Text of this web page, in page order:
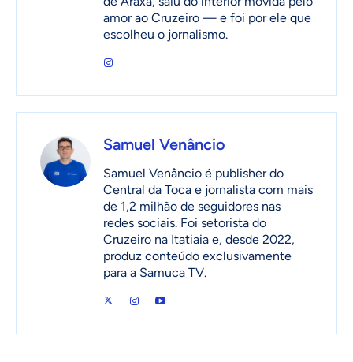
amor ao Cruzeiro — e foi por ele que
escolheu o jornalismo.
Samuel Venâncio
Samuel Venâncio é publisher do
Central da Toca e jornalista com mais
de 1,2 milhão de seguidores nas
redes sociais. Foi setorista do
Cruzeiro na Itatiaia e, desde 2022,
produz conteúdo exclusivamente
para a Samuca TV.